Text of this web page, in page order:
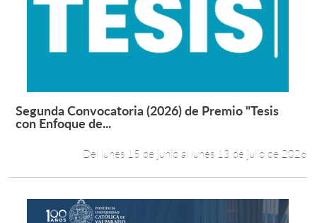
Leer más +
Segunda Convocatoria (2026) de Premio "Tesis
con Enfoque de...
Del lunes 15 de junio al lunes 13 de julio de 2026